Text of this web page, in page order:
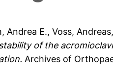
Andrea E.,Voss, Andreas,
of the
Archives of